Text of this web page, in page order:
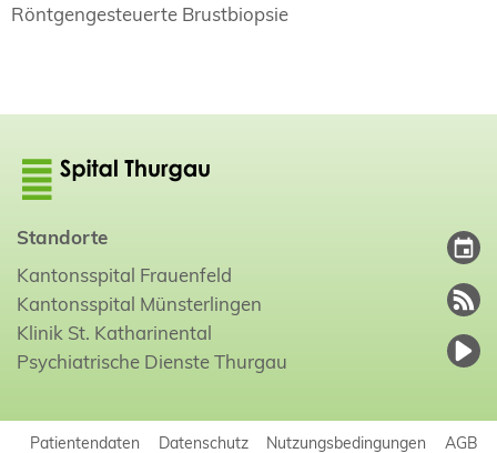
Röntgengesteuerte Brustbiopsie
Standorte
Kantonsspital Frauenfeld
Kantonsspital Münsterlingen
Klinik St. Katharinental
Psychiatrische Dienste Thurgau
Patientendaten Datenschutz Nutzungsbedingungen AGB